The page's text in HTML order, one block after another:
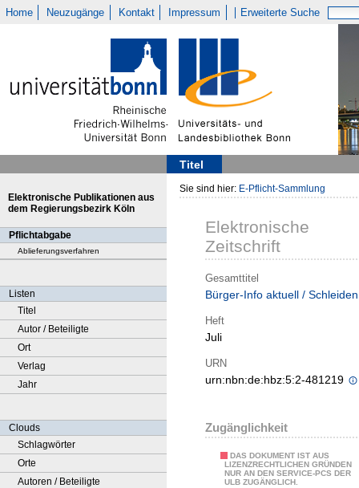
Home Neuzugänge Kontakt Impressum Erweiterte Suche
Titel
Elektronische Publikationen aus
dem Regierungsbezirk Köln
Pflichtabgabe
Ablieferungsverfahren
Listen
Titel
Autor / Beteiligte
Ort
Verlag
Jahr
Clouds
Schlagwörter
Orte
Autoren / Beteiligte
Sie sind hier: E-Pflicht-Sammlung
Elektronische
Zeitschrift
Gesamttitel
Bürger-Info aktuell / Schleiden
Heft
Juli
URN
urn:nbn:de:hbz:5:2-481219
Zugänglichkeit
DAS DOKUMENT IST AUS
LIZENZRECHTLICHEN GRÜNDEN
NUR AN DEN SERVICE-PCS DER
ULB ZUGÄNGLICH.